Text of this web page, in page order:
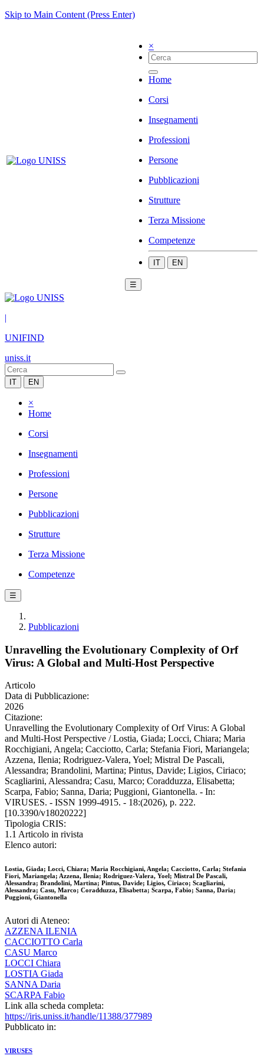
Skip to Main Content (Press Enter)
×
Home
Corsi
Insegnamenti
Professioni
Persone
Pubblicazioni
Strutture
Terza Missione
Competenze
IT EN
☰
|
UNIFIND
uniss.it
IT EN
×
Home
Corsi
Insegnamenti
Professioni
Persone
Pubblicazioni
Strutture
Terza Missione
Competenze
☰
Pubblicazioni
Unravelling the Evolutionary Complexity of Orf
Virus: A Global and Multi-Host Perspective
Articolo
Data di Pubblicazione:
2026
Citazione:
Unravelling the Evolutionary Complexity of Orf Virus: A Global
and Multi-Host Perspective / Lostia, Giada; Locci, Chiara; Maria
Rocchigiani, Angela; Cacciotto, Carla; Stefania Fiori, Mariangela;
Azzena, Ilenia; Rodriguez-Valera, Yoel; Mistral De Pascali,
Alessandra; Brandolini, Martina; Pintus, Davide; Ligios, Ciriaco;
Scagliarini, Alessandra; Casu, Marco; Coradduzza, Elisabetta;
Scarpa, Fabio; Sanna, Daria; Puggioni, Giantonella. - In:
VIRUSES. - ISSN 1999-4915. - 18:(2026), p. 222.
[10.3390/v18020222]
Tipologia CRIS:
1.1 Articolo in rivista
Elenco autori:
Lostia, Giada; Locci, Chiara; Maria Rocchigiani, Angela; Cacciotto, Carla; Stefania
Fiori, Mariangela; Azzena, Ilenia; Rodriguez-Valera, Yoel; Mistral De Pascali,
Alessandra; Brandolini, Martina; Pintus, Davide; Ligios, Ciriaco; Scagliarini,
Alessandra; Casu, Marco; Coradduzza, Elisabetta; Scarpa, Fabio; Sanna, Daria;
Puggioni, Giantonella
Autori di Ateneo:
AZZENA ILENIA
CACCIOTTO Carla
CASU Marco
LOCCI Chiara
LOSTIA Giada
SANNA Daria
SCARPA Fabio
Link alla scheda completa:
https://iris.uniss.it/handle/11388/377989
Pubblicato in:
VIRUSES